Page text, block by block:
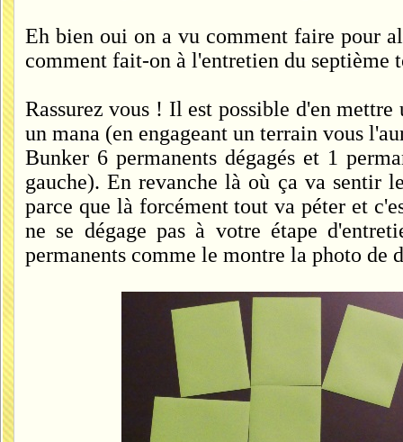
Eh bien oui on a vu comment faire pour
comment fait-on à l'entretien du septième
Rassurez vous ! Il est possible d'en
un mana (en engageant un terrain vous
Bunker 6 permanents dégagés et 1
gauche). En revanche là où ça va sentir
parce que là forcément tout va péter et
ne se dégage pas à votre étape
permanents comme le montre la photo de